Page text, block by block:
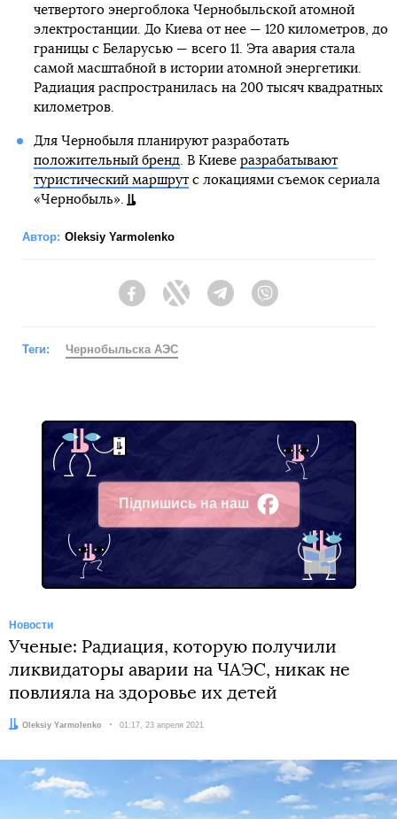
четвертого энергоблока Чернобыльской атомной
электростанции. До Киева от нее — 120 километров, до
границы с Беларусью — всего 11. Эта авария стала
самой масштабной в истории атомной энергетики.
Радиация распространилась на 200 тысяч квадратных
километров.
Для Чернобыля планируют разработать
положительный бренд . В Киеве разрабатывают
туристический маршрутс локациями съемок сериала
«Чернобыль».
Автор: Oleksiy Yarmolenko
FacebookTwitter Telegram
Теги: Чернобыльска АЭС
Підпишись на наш
Facebook
Новости
Ученые: Радиация, которую получили
ликвидаторы аварии на ЧАЭС, никак не
повлияла на здоровье их детей
Автор:
Oleksiy Yarmolenko Дата:
01:17, 23 апреля 2021